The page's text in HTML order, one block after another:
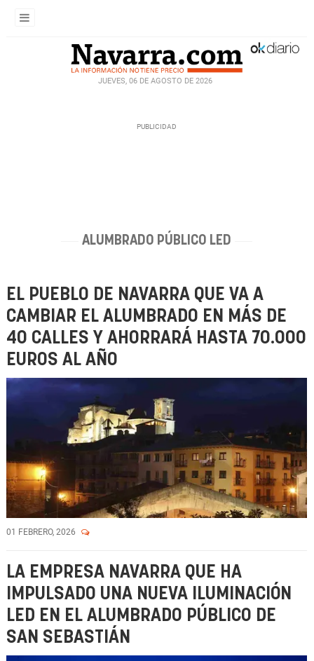
JUEVES, 06 DE AGOSTO DE 2026
ALUMBRADO PÚBLICO LED
EL PUEBLO DE NAVARRA QUE VA A
CAMBIAR EL ALUMBRADO EN MÁS DE
40 CALLES Y AHORRARÁ HASTA 70.000
EUROS AL AÑO
01 FEBRERO, 2026
LA EMPRESA NAVARRA QUE HA
IMPULSADO UNA NUEVA ILUMINACIÓN
LED EN EL ALUMBRADO PÚBLICO DE
SAN SEBASTIÁN